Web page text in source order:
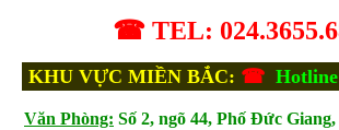
☎ TEL:
KHU VỰC MIỀN BẮC: ☎
Văn Phòng: Số 2, ngõ 44, Phố Đức